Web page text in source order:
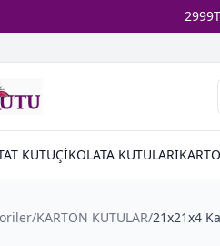
KUTUÇİKOLATA KUTULARI
/KARTON KUTULAR/21x21x4